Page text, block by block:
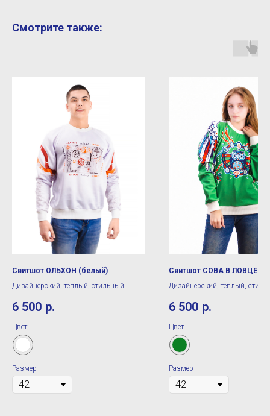
Смотрите также:
Свитшот ОЛЬХОН (белый)
Дизайнерский, тёплый, стильный
6 500 р.
Цвет
Размер
Свитшот СОВА В ЛОВЦЕ
Дизайнерский, тёплый,
6 500 р.
Цвет
Размер